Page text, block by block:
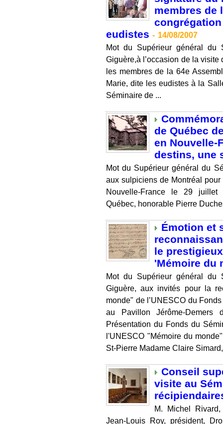
membres de
eudistes - 14/08/2007
Mot du Supérieur général du
Giguère,à l’occasion de la
les membres de la 64e
Marie, dite les eudistes à la
Séminaire de ...
de Québec
en Nouvelle-
destins, une
Mot du Supérieur général du
aux sulpiciens de Montréal
Nouvelle-France le 29 juillet
Québec, honorable Pierre
Émotion et
le
'Mémoire du
Mot du Supérieur général du
Giguère, aux invités pour la
monde" de l’UNESCO du
au Pavillon Jérôme-Demers
Présentation du Fonds du
l'UNESCO "Mémoire du
St-Pierre Madame Claire
Conseil
visite au
M. Michel
Jean-Louis Roy, président,